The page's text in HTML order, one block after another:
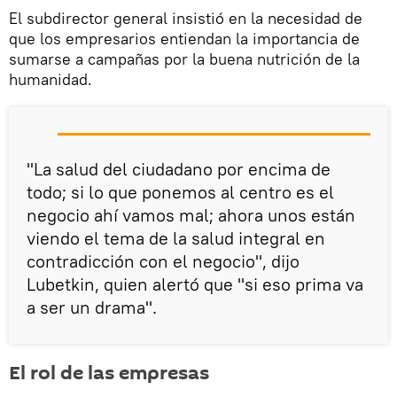
El subdirector general insistió en la necesidad de
que los empresarios entiendan la importancia de
sumarse a campañas por la buena nutrición de la
humanidad.
"La salud del ciudadano por encima de
todo; si lo que ponemos al centro es el
negocio ahí vamos mal; ahora unos están
viendo el tema de la salud integral en
contradicción con el negocio", dijo
Lubetkin, quien alertó que "si eso prima va
a ser un drama".
El rol de las empresas